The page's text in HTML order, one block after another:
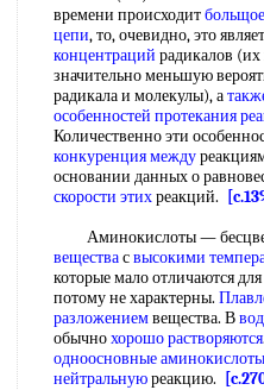
времени происходитбольщое
цепи, то, очевидно, это
концентраций радикалов
значительно меньшую
радикала и молекулы), а
особенностей протекания
Количественно эти
конкуренция между
основании данных о
скорости этихреакций.
Аминокислоты —
веществасвысокими
которые мало отличаются
потому не характерны.
разложениемвещества. В
обычнохорошо растворяются
одноосновные аминокислоты
нейтральнуюреакцию.